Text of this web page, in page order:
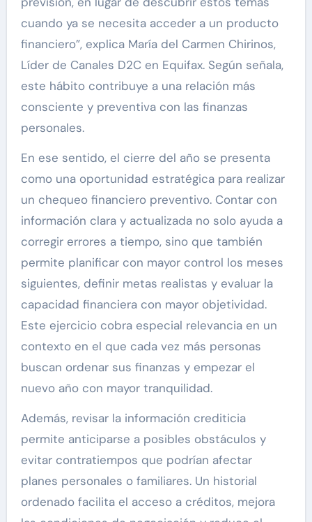
cuando ya se necesita acceder a un producto
financiero”, explica María del Carmen Chirinos,
Líder de Canales D2C en Equifax. Según señala,
este hábito contribuye a una relación más
consciente y preventiva con las finanzas
personales.
En ese sentido, el cierre del año se presenta
como una oportunidad estratégica para realizar
un chequeo financiero preventivo. Contar con
información clara y actualizada no solo ayuda a
corregir errores a tiempo, sino que también
permite planificar con mayor control los meses
siguientes, definir metas realistas y evaluar la
capacidad financiera con mayor objetividad.
Este ejercicio cobra especial relevancia en un
contexto en el que cada vez más personas
buscan ordenar sus finanzas y empezar el
nuevo año con mayor tranquilidad.
Además, revisar la información crediticia
permite anticiparse a posibles obstáculos y
evitar contratiempos que podrían afectar
planes personales o familiares. Un historial
ordenado facilita el acceso a créditos, mejora